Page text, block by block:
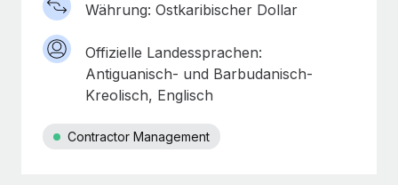
Währung: Ostkaribischer Dollar
Offizielle Landessprachen:
Antiguanisch- und Barbudanisch-
Kreolisch, Englisch
Contractor Management